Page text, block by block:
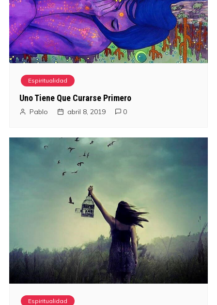
c
i
ó
e
d
a
s
Espiritualidad
Uno Tiene Que Curarse Primero
Pablo abril 8, 2019 0
Espiritualidad